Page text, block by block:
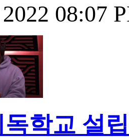
08:07
학교 설